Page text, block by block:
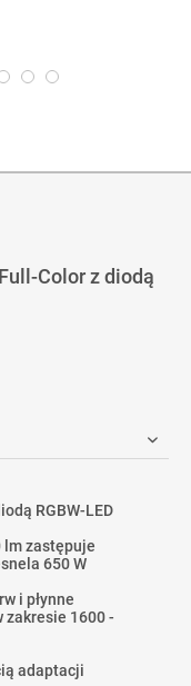
Color z diodą
RGBW-LED
lm zastępuje
650 W
i płynne
1600 -
adaptacji